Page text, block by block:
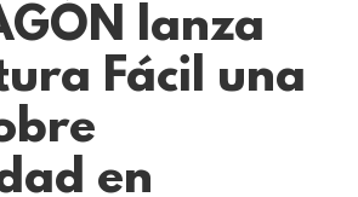
lanza
Fácil una
en